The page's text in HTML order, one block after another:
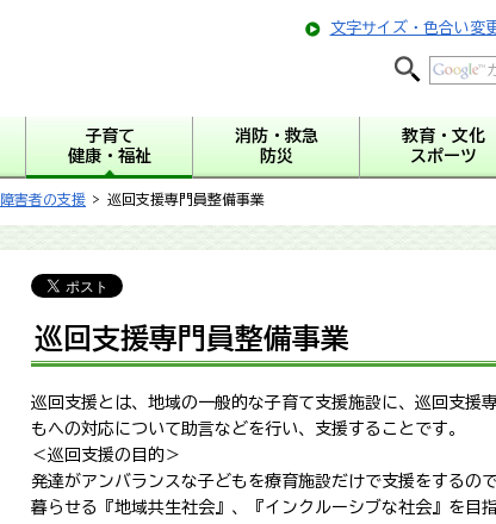
文字サイズ・色合い変
子育て
健康・福祉
消防・救急
防災
教育・文化
スポーツ
障害者の支援 > 巡回支援専門員整備事業
巡回支援専門員整備事業
巡回支援とは、地域の一般的な子育て支援施設に、巡回支援
もへの対応について助言などを行い、支援することです。
＜巡回支援の目的＞
発達がアンバランスな子どもを療育施設だけで支援をするの
暮らせる『地域共生社会』、『インクルーシブな社会』を目指